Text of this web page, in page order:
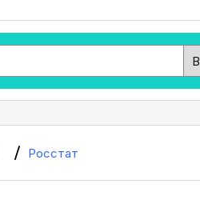
Росстат